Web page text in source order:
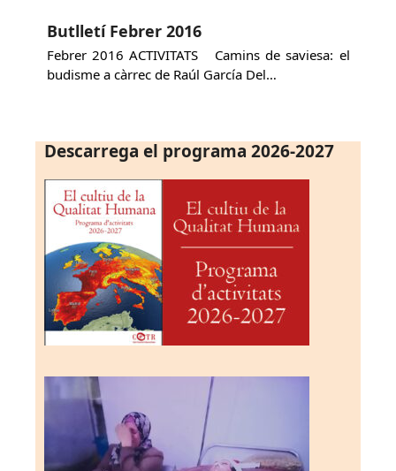
Butlletí Febrer 2016
Febrer 2016 ACTIVITATS Camins de saviesa: el
budisme a càrrec de Raúl García Del…
Descarrega el programa 2026-2027